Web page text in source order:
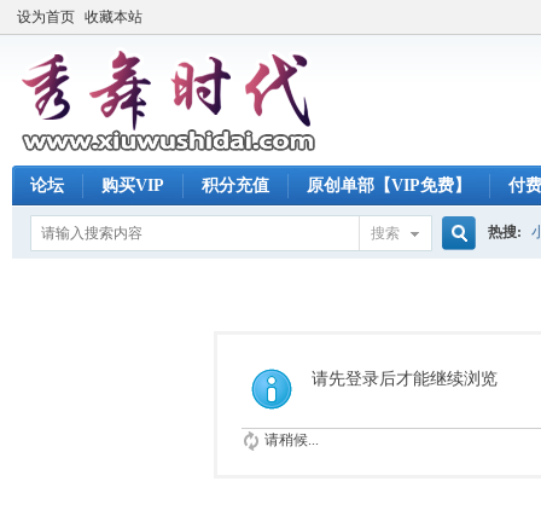
设为首页 收藏本站
论坛 购买VIP 积分充值 原创单部【VIP免费】 付
搜索
索
热搜:
请先登录后才能继续浏览
请稍候...